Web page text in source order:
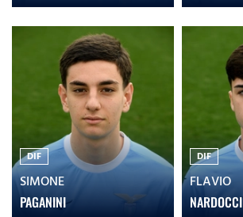
DIF
SIMONE
PAGANINI
DIF
FLAVIO
NARDOCCI